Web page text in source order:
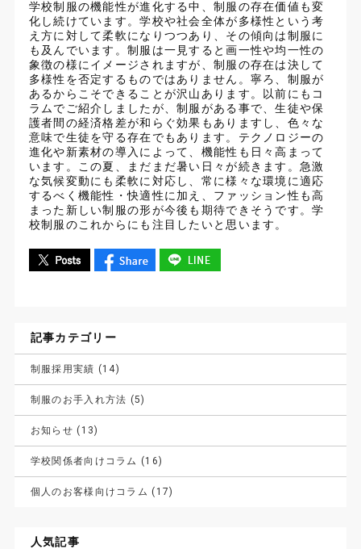
学校制服の機能性が進化する中、制服の存在価値も変
化し続けています。学校や社会全体が多様性という考
え方に対して柔軟になりつつあり、その傾向は制服に
も及んでいます。制服は一見すると画一性や均一性の
象徴の様にイメージされますが、制服の存在は決して
多様性を否定するものではありません。寧ろ、制服が
あるからこそできることが沢山あります。以前にもコ
ラムでご紹介しましたが、制服がある事で、生徒や保
護者間の経済格差が和らぐ効果もありますし、色々な
意味で生徒を守る存在でもあります。テクノロジーの
進化や新素材の導入によって、機能性も日々高まって
います。この夏、まだまだ暑い日々が続きます。急激
な気候変動にも柔軟に対応し、常に様々な環境に適応
するべく機能性・快適性に加え、ファッション性も高
まった新しい制服の形が今後も期待できそうです。学
校制服のこれからにも注目したいと思います。
記事カテゴリー
制服採用実績 (14)
制服のお手入れ方法 (5)
お知らせ (13)
学校関係者向けコラム (16)
個人のお客様向けコラム (17)
人気記事